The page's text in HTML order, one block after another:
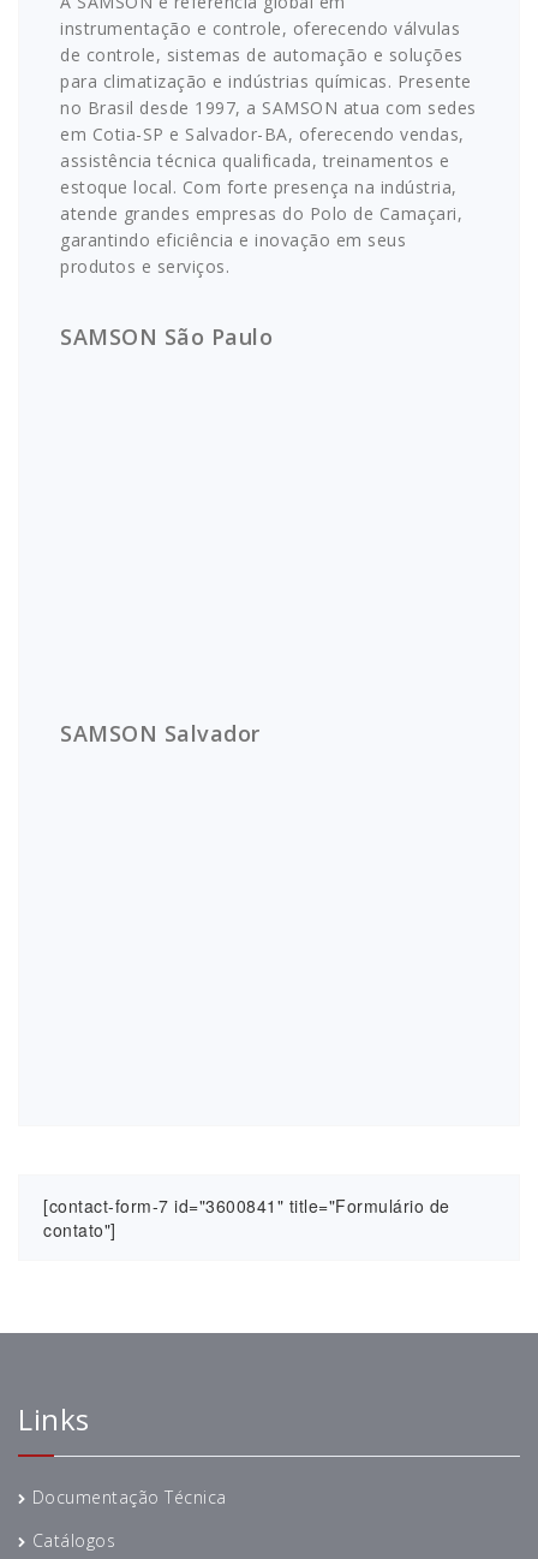
instrumentação e controle, oferecendo válvulas
de controle, sistemas de automação e soluções
para climatização e indústrias químicas. Presente
no Brasil desde 1997, a SAMSON atua com sedes
em Cotia-SP e Salvador-BA, oferecendo vendas,
assistência técnica qualificada, treinamentos e
estoque local. Com forte presença na indústria,
atende grandes empresas do Polo de Camaçari,
garantindo eficiência e inovação em seus
produtos e serviços.
SAMSON São Paulo
SAMSON Salvador
[contact-form-7 id="3600841" title="Formulário de
contato"]
Links
Documentação Técnica
Catálogos